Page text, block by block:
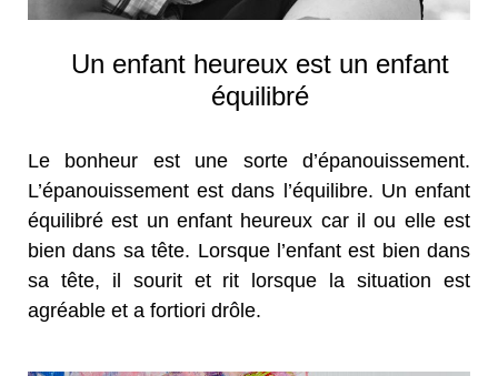
Un enfant heureux est un enfant
équilibré
Le bonheur est une sorte d’épanouissement.
L’épanouissement est dans l’équilibre. Un enfant
équilibré est un enfant heureux car il ou elle est
bien dans sa tête. Lorsque l’enfant est bien dans
sa tête, il sourit et rit lorsque la situation est
agréable et a fortiori drôle.